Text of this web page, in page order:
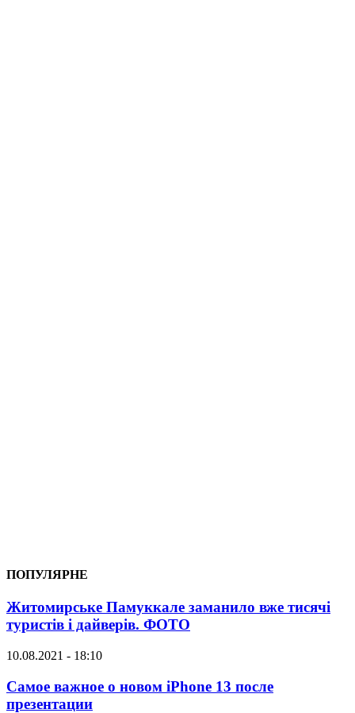
ПОПУЛЯРНЕ
Житомирське Памуккале заманило вже тисячі
туристів і дайверів. ФОТО
10.08.2021 - 18:10
Самое важное о новом iPhone 13 после
презентации